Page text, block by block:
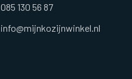
085 130 56 87
info@mijnkozijnwinkel.nl